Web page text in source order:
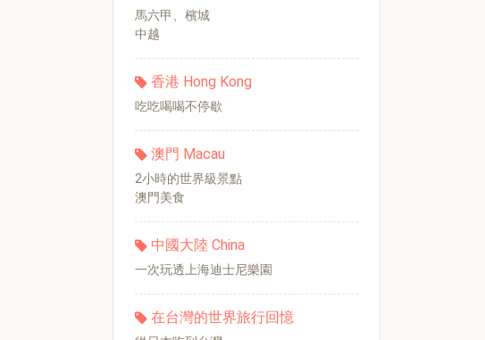
馬六甲、檳城
中越
香港 Hong Kong
吃吃喝喝不停歇
澳門 Macau
2小時的世界級景點
澳門美食
中國大陸 China
一次玩透上海迪士尼樂園
在台灣的世界旅行回憶